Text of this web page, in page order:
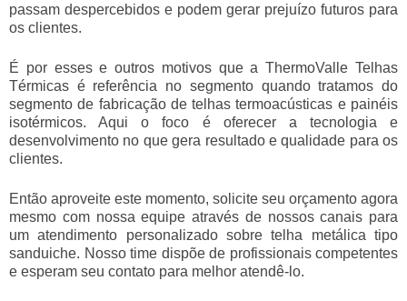
passam despercebidos e podem gerar prejuízo futuros para
os clientes.
É por esses e outros motivos que a ThermoValle Telhas
Térmicas é referência no segmento quando tratamos do
segmento de fabricação de telhas termoacústicas e painéis
isotérmicos. Aqui o foco é oferecer a tecnologia e
desenvolvimento no que gera resultado e qualidade para os
clientes.
Então aproveite este momento, solicite seu orçamento agora
mesmo com nossa equipe através de nossos canais para
um atendimento personalizado sobretelha metálica tipo
sanduiche. Nosso time dispõe de profissionais competentes
e esperam seu contato para melhor atendê-lo.